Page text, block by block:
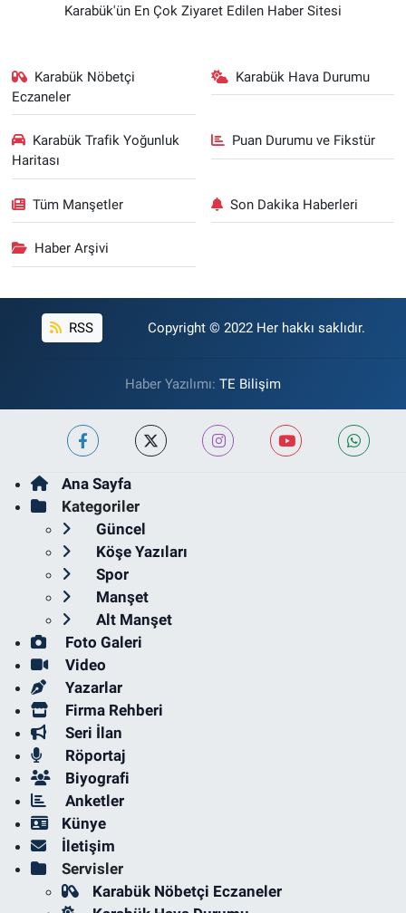
Karabük'ün En Çok Ziyaret Edilen Haber Sitesi
Karabük Nöbetçi
Eczaneler
Karabük Hava Durumu
Karabük Trafik Yoğunluk
Haritası
Puan Durumu ve Fikstür
Tüm Manşetler Son Dakika Haberleri
Haber Arşivi
RSS Copyright © 2022 Her hakkı saklıdır.
Haber Yazılımı: TE Bilişim
Ana Sayfa
Kategoriler
Güncel
Köşe Yazıları
Spor
Manşet
Alt Manşet
Foto Galeri
Video
Yazarlar
Firma Rehberi
Seri İlan
Röportaj
Biyografi
Anketler
Künye
İletişim
Servisler
Karabük Nöbetçi Eczaneler